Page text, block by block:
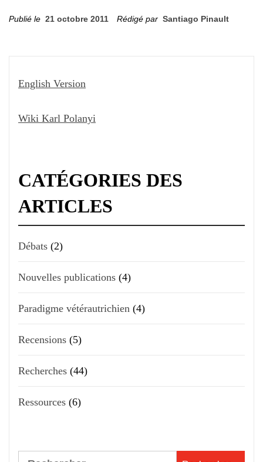
Publié le 21 octobre 2011 Rédigé par Santiago Pinault
English Version
Wiki Karl Polanyi
CATÉGORIES DES
ARTICLES
Débats (2)
Nouvelles publications (4)
Paradigme vétérautrichien (4)
Recensions (5)
Recherches (44)
Ressources (6)
Rechercher :